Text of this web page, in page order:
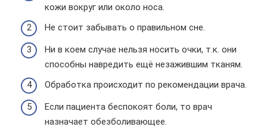
кожи вокруг или около носа.
Не стоит забывать о правильном сне.
Ни в коем случае нельзя носить очки, т.к. они
способны навредить ещё незажившим тканям.
Обработка происходит по рекомендации врача.
Если пациента беспокоят боли, то врач
назначает обезболивающее.